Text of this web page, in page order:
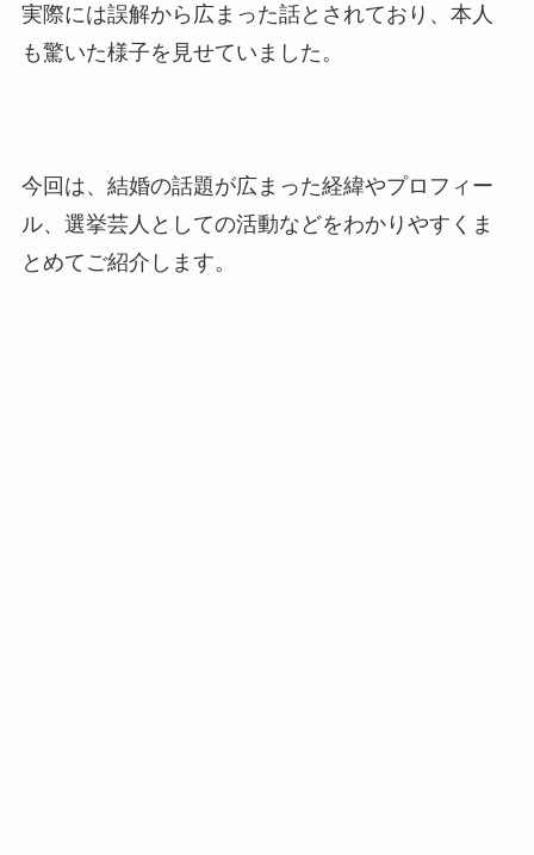
実際には誤解から広まった話とされており、本人
も驚いた様子を見せていました。
今回は、結婚の話題が広まった経緯やプロフィー
ル、選挙芸人としての活動などをわかりやすくま
とめてご紹介します。